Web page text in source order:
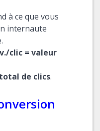
à ce que vous
internaute
clic = valeur
de clics.